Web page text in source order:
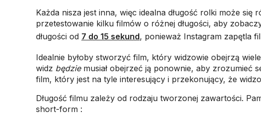
Każda nisza jest inna, więc idealna długość rolki może
przetestowanie kilku filmów o różnej długości, aby
długości od 7 do 15 sekund, ponieważ Instagram zapętla
Idealnie byłoby stworzyć film, który widzowie obejrzą
widz będziemusiał obejrzeć ją ponownie, aby zrozumieć
film, który jest na tyle interesujący i przekonujący, że
Długość filmu zależy od rodzaju tworzonej zawartości.
short-form :